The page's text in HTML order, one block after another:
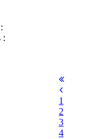
:
1
2
3
4